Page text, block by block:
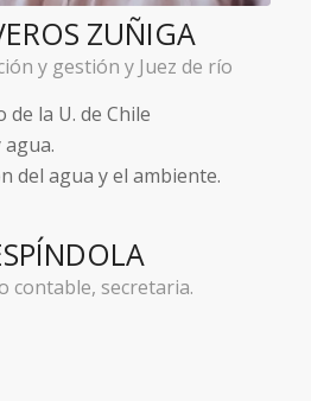
ZUÑIGA
y gestión y Juez de río
la U. de Chile
del agua y el ambiente.
contable, secretaria.